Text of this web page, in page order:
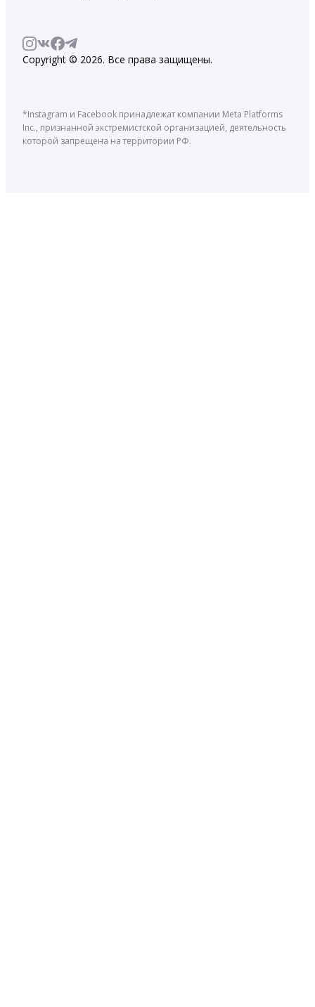
Copyright © 2026. Все права защищены.
*Instagram и Facebook принадлежат компании Meta Platforms
Inc., признанной экстремистской организацией, деятельность
которой запрещена на территории РФ.